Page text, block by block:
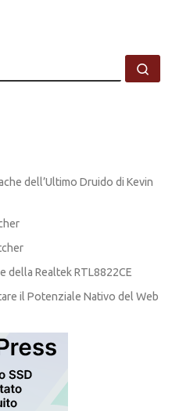
dell’Ultimo Druido di Kevin
della Realtek RTL8822CE
il Potenziale Nativo del Web